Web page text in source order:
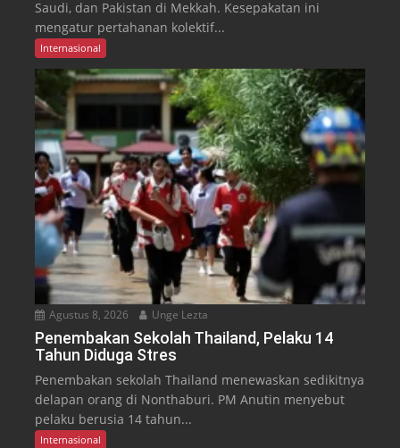
Saudi, dan Pakistan di Mekkah. Kesepakatan ini
mengatur pertahanan kolektif...
Internasional
Agustus 8, 2026 Unge Lezta
Penembakan Sekolah Thailand, Pelaku 14
Tahun Diduga Stres
Penembakan sekolah Thailand menewaskan sedikitnya
delapan orang di Nonthaburi. PM Anutin menyebut
pelaku berusia 14 tahun...
Internasional